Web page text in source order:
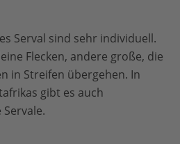
Serval sind sehr individuell.
Flecken, andere große, die
in Streifen übergehen. In
gibt es auch